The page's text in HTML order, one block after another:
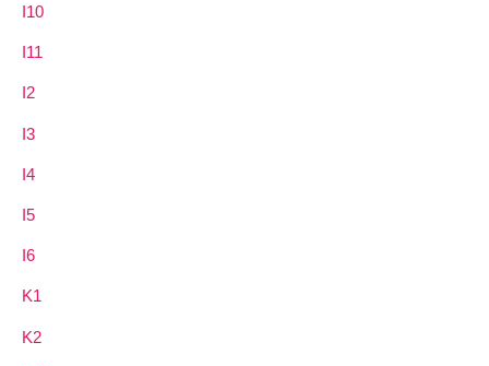
I10
I11
I2
I3
I4
I5
I6
K1
K2